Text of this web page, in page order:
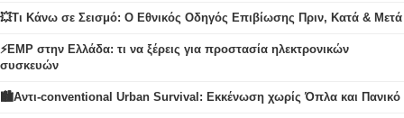
💥Τι Κάνω σε Σεισμό: Ο Εθνικός Οδηγός Επιβίωσης Πριν, Κατά & Μετά
⚡EMP στην Ελλάδα: τι να ξέρεις για προστασία ηλεκτρονικών
συσκευών
🏙️Αντι-conventional Urban Survival: Εκκένωση χωρίς Όπλα και Πανικό